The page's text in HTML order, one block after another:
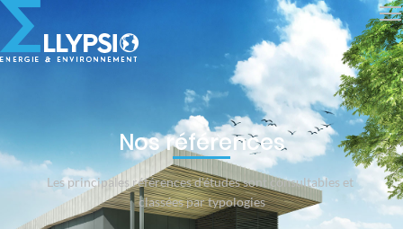
Nos références
Les principales références d'études sont consultables et
classées par typologies